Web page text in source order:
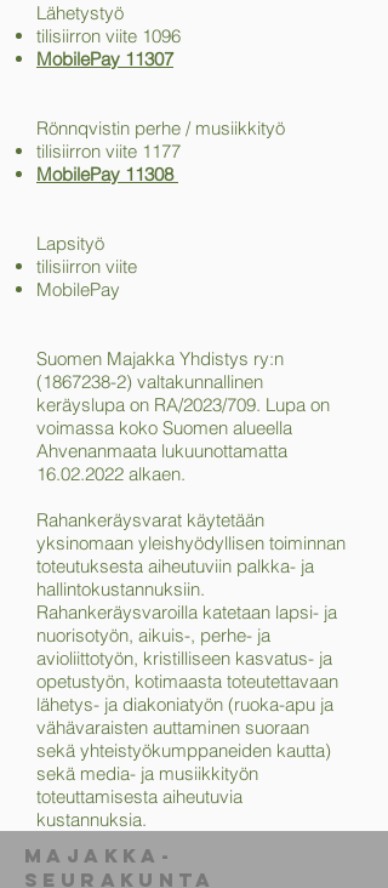
Lähetystyö
tilisiirron viite 1096
MobilePay 11307
Rönnqvistin perhe / musiikkityö
tilisiirron viite 1177
MobilePay 11308
Lapsityö
tilisiirron viite
MobilePay
Suomen Majakka Yhdistys ry:n
(1867238-2) valtakunnallinen
keräyslupa on RA/2023/709. Lupa on
voimassa koko Suomen alueella
Ahvenanmaata lukuunottamatta
16.02.2022 alkaen.
Rahankeräysvarat käytetään
yksinomaan yleishyödyllisen toiminnan
toteutuksesta aiheutuviin palkka- ja
hallintokustannuksiin.
Rahankeräysvaroilla katetaan lapsi- ja
nuorisotyön, aikuis-, perhe- ja
avioliittotyön, kristilliseen kasvatus- ja
opetustyön, kotimaasta toteutettavaan
lähetys- ja diakoniatyön (ruoka-apu ja
vähävaraisten auttaminen suoraan
sekä yhteistyökumppaneiden kautta)
sekä media- ja musiikkityön
toteuttamisesta aiheutuvia
kustannuksia.
Majakka-
seurakunta